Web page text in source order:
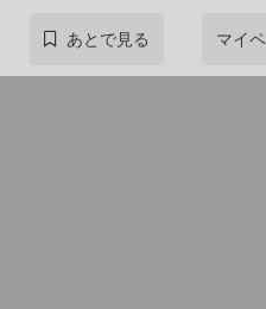
あとで見る マイ